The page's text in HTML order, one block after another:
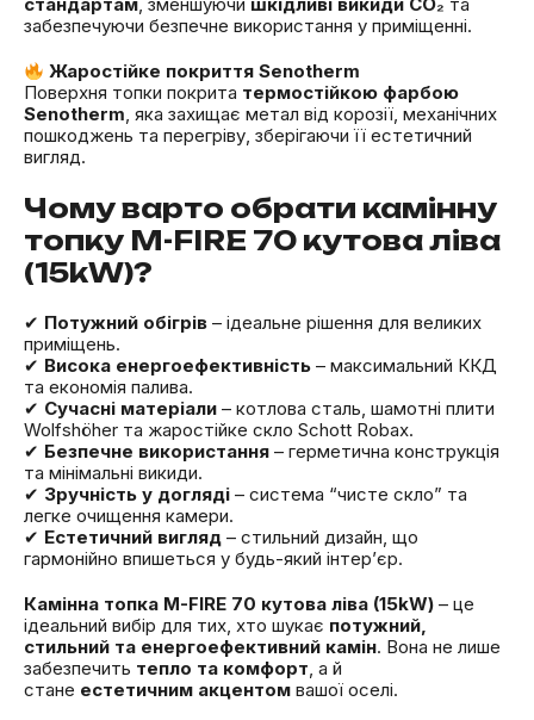
стандартам, зменшуючи шкідливі викиди CO₂ та
забезпечуючи безпечне використання у приміщенні.
Жаростійке покриття Senotherm
Поверхня топки покрита термостійкою фарбою
Senotherm, яка захищає метал від корозії, механічних
пошкоджень та перегріву, зберігаючи її естетичний
вигляд.
Чому варто обрати камінну
топку M-FIRE 70 кутова ліва
(15kW)?
✔ Потужний обігрів – ідеальне рішення для великих
приміщень.
✔ Висока енергоефективність – максимальний ККД
та економія палива.
✔ Сучасні матеріали – котлова сталь, шамотні плити
Wolfshöher та жаростійке скло Schott Robax.
✔ Безпечне використання – герметична конструкція
та мінімальні викиди.
✔ Зручність у догляді – система “чисте скло” та
легке очищення камери.
✔ Естетичний вигляд – стильний дизайн, що
гармонійно впишеться у будь-який інтер’єр.
Камінна топка M-FIRE 70 кутова ліва (15kW) – це
ідеальний вибір для тих, хто шукає потужний,
стильний та енергоефективний камін. Вона не лише
забезпечить тепло та комфорт, а й
стане естетичним акцентом вашої оселі.